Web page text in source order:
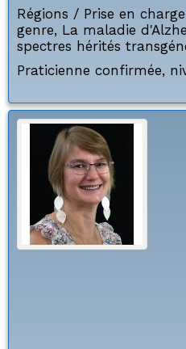
Régions / Prise en
genre, La maladie
spectres hérités
Praticienne confirmée,